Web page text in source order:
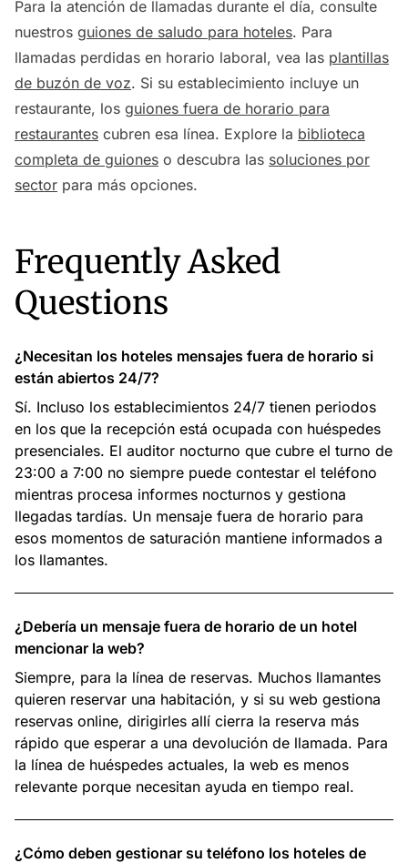
Para la atención de llamadas durante el día, consulte
nuestros guiones de saludo para hoteles. Para
llamadas perdidas en horario laboral, vea las plantillas
de buzón de voz. Si su establecimiento incluye un
restaurante, los guiones fuera de horario para
restaurantes cubren esa línea. Explore la biblioteca
completa de guiones o descubra las soluciones por
sector para más opciones.
Frequently Asked
Questions
¿Necesitan los hoteles mensajes fuera de horario si
están abiertos 24/7?
Sí. Incluso los establecimientos 24/7 tienen periodos
en los que la recepción está ocupada con huéspedes
presenciales. El auditor nocturno que cubre el turno de
23:00 a 7:00 no siempre puede contestar el teléfono
mientras procesa informes nocturnos y gestiona
llegadas tardías. Un mensaje fuera de horario para
esos momentos de saturación mantiene informados a
los llamantes.
¿Debería un mensaje fuera de horario de un hotel
mencionar la web?
Siempre, para la línea de reservas. Muchos llamantes
quieren reservar una habitación, y si su web gestiona
reservas online, dirigirles allí cierra la reserva más
rápido que esperar a una devolución de llamada. Para
la línea de huéspedes actuales, la web es menos
relevante porque necesitan ayuda en tiempo real.
¿Cómo deben gestionar su teléfono los hoteles de